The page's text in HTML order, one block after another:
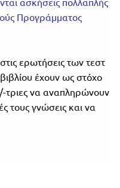
Προγράμματος
στις ερωτήσεις των τεστ
έχουν ως στόχο
τριες να αναπληρώνουν
τους γνώσεις και να